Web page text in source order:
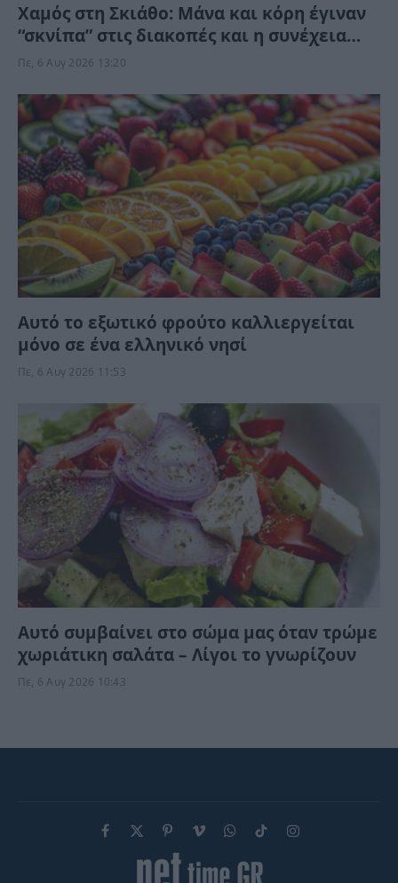
Χαμός στη Σκιάθο: Μάνα και κόρη έγιναν
“σκνίπα” στις διακοπές και η συνέχεια
δεν περιγράφεται
Πε, 6 Αυγ 2026 13:20
Αυτό το εξωτικό φρούτο καλλιεργείται
μόνο σε ένα ελληνικό νησί
Πε, 6 Αυγ 2026 11:53
Αυτό συμβαίνει στο σώμα μας όταν τρώμε
χωριάτικη σαλάτα – Λίγοι το γνωρίζουν
Πε, 6 Αυγ 2026 10:43
Facebook
X
(Twitter)
PinterestVimeoWhatsApp
TikTokInstagram